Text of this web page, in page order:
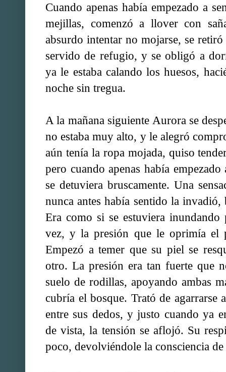
Cuando apenas había empezado a
mejillas, comenzó a llover con
absurdo intentar no mojarse, se
servido de refugio, y se obligó a
ya le estaba calando los huesos,
noche sin tregua.
A la mañana siguiente Aurora se
no estaba muy alto, y le alegró
aún tenía la ropa mojada, quiso
pero cuando apenas había
se detuviera bruscamente. Una
nunca antes había sentido la
Era como si se estuviera
vez, y la presión que le oprimía el
Empezó a temer que su piel se
otro. La presión era tan fuerte que
suelo de rodillas, apoyando ambas
cubría el bosque. Trató de agarrarse
entre sus dedos, y justo cuando ya
de vista, la tensión se aflojó. Su
poco, devolviéndole la consciencia